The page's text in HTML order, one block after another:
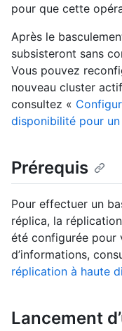
pour que cette
Après le
subsisteront sans
Vous pouvez
nouveau cluster
consultez «
disponibilité pour
Prérequis
Pour effectuer un
réplica, la
été configurée pour
d’informations,
réplication à haute
Lancement